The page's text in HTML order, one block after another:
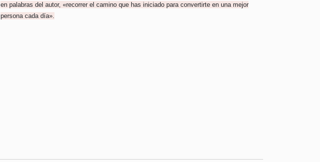
en palabras del autor, «recorrer el camino que has iniciado para convertirte en una mejor
persona cada día».